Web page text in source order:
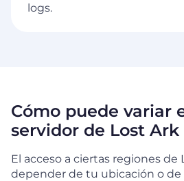
logs.
Cómo puede variar
servidor de Lost Ark
El acceso a ciertas regiones de
depender de tu ubicación o de